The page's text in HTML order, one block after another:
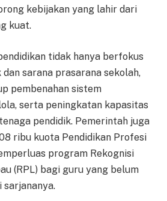
kebijakan yang lahir dari
kuat.
tidak hanya berfokus
sarana prasarana sekolah,
pembenahan sistem
serta peningkatan kapasitas
pendidik. Pemerintah juga
ribu kuota Pendidikan Profesi
program Rekognisi
(RPL) bagi guru yang belum
sarjananya.